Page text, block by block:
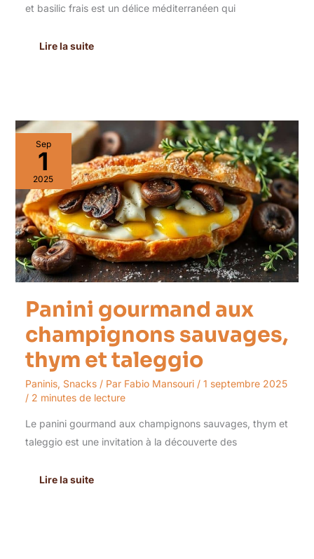
et basilic frais est un délice méditerranéen qui
Lire la suite
Sep
1
2025
Panini gourmand aux
champignons sauvages,
thym et taleggio
Paninis, Snacks/ Par Fabio Mansouri / 1 septembre 2025
/ 2 minutes de lecture
Le panini gourmand aux champignons sauvages, thym et
taleggio est une invitation à la découverte des
Panini
gourmand
champignons
sauvages,
thym
et
taleggio
Lire la suite